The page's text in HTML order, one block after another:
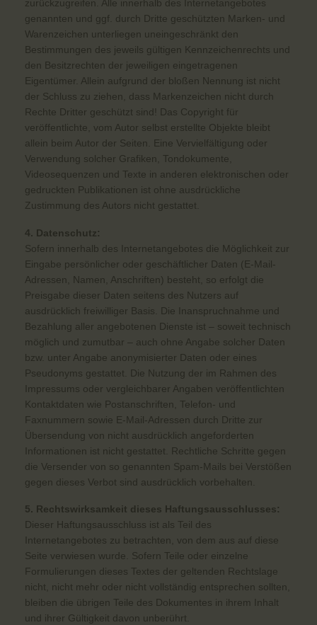
zurückzugreifen. Alle innerhalb des Internetangebotes
genannten und ggf. durch Dritte geschützten Marken- und
Warenzeichen unterliegen uneingeschränkt den
Bestimmungen des jeweils gültigen Kennzeichenrechts und
den Besitzrechten der jeweiligen eingetragenen
Eigentümer. Allein aufgrund der bloßen Nennung ist nicht
der Schluss zu ziehen, dass Markenzeichen nicht durch
Rechte Dritter geschützt sind! Das Copyright für
veröffentlichte, vom Autor selbst erstellte Objekte bleibt
allein beim Autor der Seiten. Eine Vervielfältigung oder
Verwendung solcher Grafiken, Tondokumente,
Videosequenzen und Texte in anderen elektronischen oder
gedruckten Publikationen ist ohne ausdrückliche
Zustimmung des Autors nicht gestattet.
4. Datenschutz:
Sofern innerhalb des Internetangebotes die Möglichkeit zur
Eingabe persönlicher oder geschäftlicher Daten (E-Mail-
Adressen, Namen, Anschriften) besteht, so erfolgt die
Preisgabe dieser Daten seitens des Nutzers auf
ausdrücklich freiwilliger Basis. Die Inanspruchnahme und
Bezahlung aller angebotenen Dienste ist – soweit technisch
möglich und zumutbar – auch ohne Angabe solcher Daten
bzw. unter Angabe anonymisierter Daten oder eines
Pseudonyms gestattet. Die Nutzung der im Rahmen des
Impressums oder vergleichbarer Angaben veröffentlichten
Kontaktdaten wie Postanschriften, Telefon- und
Faxnummern sowie E-Mail-Adressen durch Dritte zur
Übersendung von nicht ausdrücklich angeforderten
Informationen ist nicht gestattet. Rechtliche Schritte gegen
die Versender von so genannten Spam-Mails bei Verstößen
gegen dieses Verbot sind ausdrücklich vorbehalten.
5. Rechtswirksamkeit dieses Haftungsausschlusses:
Dieser Haftungsausschluss ist als Teil des
Internetangebotes zu betrachten, von dem aus auf diese
Seite verwiesen wurde. Sofern Teile oder einzelne
Formulierungen dieses Textes der geltenden Rechtslage
nicht, nicht mehr oder nicht vollständig entsprechen sollten,
bleiben die übrigen Teile des Dokumentes in ihrem Inhalt
und ihrer Gültigkeit davon unberührt.